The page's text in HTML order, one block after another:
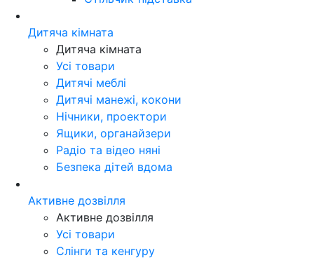
Дитяча кімната
Дитяча кімната
Усі товари
Дитячі меблі
Дитячі манежі, кокони
Нічники, проектори
Ящики, органайзери
Радіо та відео няні
Безпека дітей вдома
Активне дозвілля
Активне дозвілля
Усі товари
Слінги та кенгуру